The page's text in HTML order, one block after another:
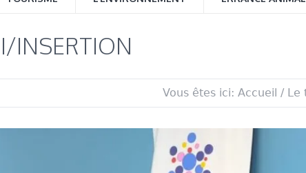
INSERTION
Vous êtes ici: Accueil / Le